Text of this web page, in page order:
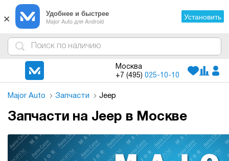
4
1
3
2
Москва
+7 (495) 025-10-10
Major Auto Запчасти Jeep
Запчасти на Jeep в Москве
× Удобнее и быстрее
Major Auto для Android Установить